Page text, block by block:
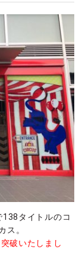
タイトルのコ
ス。
破いたしまし